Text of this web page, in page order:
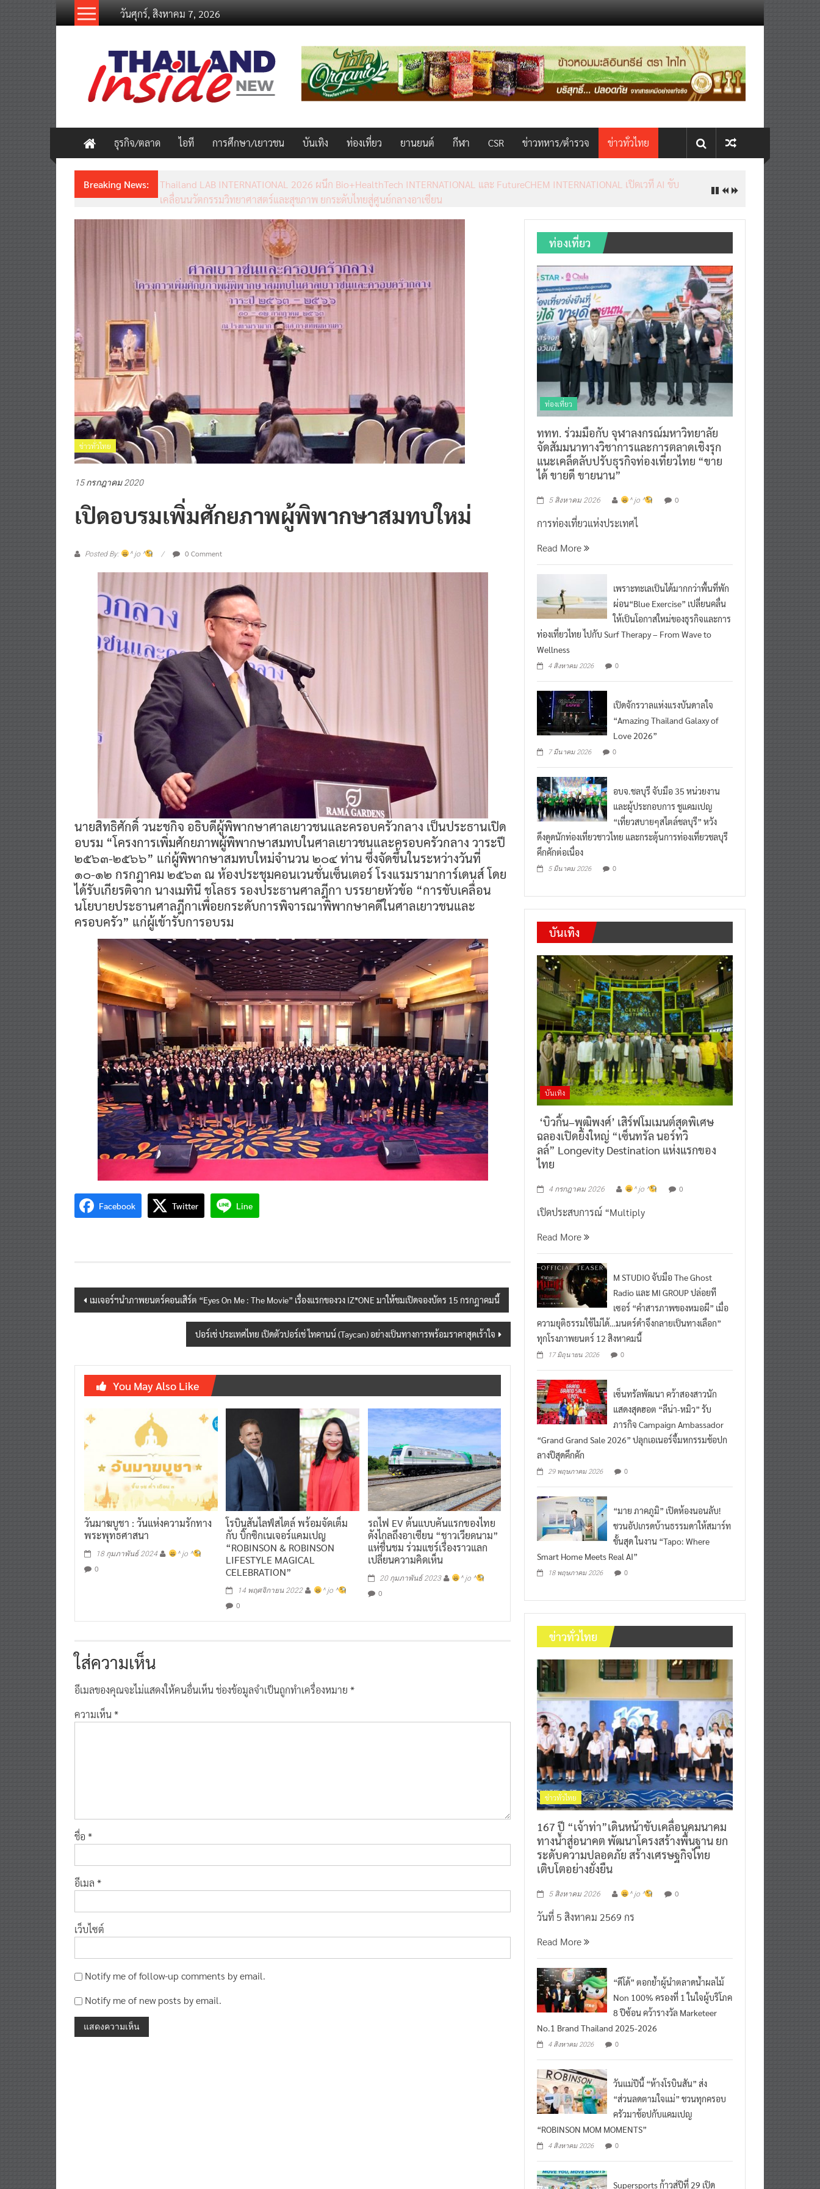
วันศุกร์, สิงหาคม 7, 2026
thailandinsidenew.com
Thailand
Inside
New
ธุรกิจ/ตลาด ไอที การศึกษา/เยาวชน บันเทิง ท่องเที่ยว ยานยนต์ กีฬา CSR ข่าวทหาร/ตำรวจ ข่าวทั่วไทย
Breaking News:
Thailand LAB INTERNATIONAL 2026 ผนึก Bio+HealthTech INTERNATIONAL และ FutureCHEM INTERNATIONAL เปิดเวที AI ขับ
เคลื่อนนวัตกรรมวิทยาศาสตร์และสุขภาพ ยกระดับไทยสู่ศูนย์กลางอาเซียน
ข่าวทั่วไทย
15 กรกฎาคม 2020
เปิดอบรมเพิ่มศักยภาพผู้พิพากษาสมทบใหม่
Posted By: ^ jo ^ 0 Comment
นายสิทธิศักดิ์ วนะชกิจ อธิบดีผู้พิพากษาศาลเยาวชนและครอบครัวกลาง เป็นประธานเปิด
อบรม “โครงการเพิ่มศักยภาพผู้พิพากษาสมทบในศาลเยาวชนและครอบครัวกลาง วาระปี
๒๕๖๓-๒๕๖๖” แก่ผู้พิพากษาสมทบใหม่จำนวน ๒๐๔ ท่าน ซึ่งจัดขึ้นในระหว่างวันที่
๑๐-๑๒ กรกฎาคม ๒๕๖๓ ณ ห้องประชุมคอนเวนชั่นเซ็นเตอร์ โรงแรมรามาการ์เดนส์ โดย
ได้รับเกียรติจาก นางเมทินี ชโลธร รองประธานศาลฎีกา บรรยายหัวข้อ “การขับเคลื่อน
นโยบายประธานศาลฎีกาเพื่อยกระดับการพิจารณาพิพากษาคดีในศาลเยาวชนและ
ครอบครัว” แก่ผู้เข้ารับการอบรม
Facebook Twitter Line
Post
navigation
เมเจอร์ฯนำภาพยนตร์คอนเสิร์ต “Eyes On Me : The Movie” เรื่องแรกของวง IZ*ONE มาให้ชมเปิดจองบัตร 15 กรกฎาคมนี้
ปอร์เช่ ประเทศไทย เปิดตัวปอร์เช่ ไทคานน์ (Taycan) อย่างเป็นทางการพร้อมราคาสุดเร้าใจ
You May Also Like
วันมาฆบูชา : วันแห่งความรักทาง
พระพุทธศาสนา
18 กุมภาพันธ์ 2024 ^ jo ^
0
โรบินสันไลฟ์สไตล์ พร้อมจัดเต็ม
กับ บิ๊กซิกเนเจอร์แคมเปญ
“ROBINSON & ROBINSON
LIFESTYLE MAGICAL
CELEBRATION”
14 พฤศจิกายน 2022 ^ jo ^
0
รถไฟ EV ต้นแบบคันแรกของไทย
ดังไกลถึงอาเซียน “ชาวเวียดนาม”
แห่ชื่นชม ร่วมแชร์เรื่องราวแลก
เปลี่ยนความคิดเห็น
20 กุมภาพันธ์ 2023 ^ jo ^
0
ใส่ความเห็น
อีเมลของคุณจะไม่แสดงให้คนอื่นเห็นช่องข้อมูลจำเป็นถูกทำเครื่องหมาย *
ความเห็น*
ชื่อ *
อีเมล *
เว็บไซต์
Notify me of follow-up comments by email.
Notify me of new posts by email.
ท่องเที่ยว
ท่องเที่ยว
ททท. ร่วมมือกับ จุฬาลงกรณ์มหาวิทยาลัย
จัดสัมมนาทางวิชาการและการตลาดเชิงรุก
แนะเคล็ดลับปรับธุรกิจท่องเที่ยวไทย “ขาย
ได้ ขายดี ขายนาน”
5 สิงหาคม 2026 ^ jo ^ 0
การท่องเที่ยวแห่งประเทศไ
Read More
เพราะทะเลเป็นได้มากกว่าพื้นที่พัก
ผ่อน“Blue Exercise” เปลี่ยนคลื่น
ให้เป็นโอกาสใหม่ของธุรกิจและการ
ท่องเที่ยวไทย ไปกับ Surf Therapy – From Wave to
Wellness
4 สิงหาคม 2026 0
เปิดจักรวาลแห่งแรงบันดาลใจ
“Amazing Thailand Galaxy of
Love 2026”
7 มีนาคม 2026 0
อบจ.ชลบุรี จับมือ 35 หน่วยงาน
และผู้ประกอบการ ชูแคมเปญ
“เที่ยวสบายๆสไตล์ชลบุรี” หวัง
ดึงดูดนักท่องเที่ยวชาวไทย และกระตุ้นการท่องเที่ยวชลบุรี
คึกคักต่อเนื่อง
5 มีนาคม 2026 0
บันเทิง
บันเทิง
‘บิวกิ้น–พุฒิพงศ์’ เสิร์ฟโมเมนต์สุดพิเศษ
ฉลองเปิดยิ่งใหญ่ “เซ็นทรัล นอร์ทวิ
ลล์” Longevity Destination แห่งแรกของ
ไทย
4 กรกฎาคม 2026 ^ jo ^ 0
เปิดประสบการณ์ “Multiply
Read More
M STUDIO จับมือ The Ghost
Radio และ MI GROUP ปล่อยที
เซอร์ “คำสารภาพของหมอผี” เมื่อ
ความยุติธรรมใช้ไม่ได้…มนตร์ดำจึงกลายเป็นทางเลือก”
ทุกโรงภาพยนตร์ 12 สิงหาคมนี้
17 มิถุนายน 2026 0
เซ็นทรัลพัฒนา คว้าสองสาวนัก
แสดงสุดฮอต “ลีน่า-หมิว” รับ
ภารกิจ Campaign Ambassador
“Grand Grand Sale 2026” ปลุกเอเนอร์จี้มหกรรมช้อปก
ลางปีสุดคึกคัก
29 พฤษภาคม 2026 0
“มาย ภาคภูมิ” เปิดห้องนอนลับ!
ชวนอัปเกรดบ้านธรรมดาให้สมาร์ท
ขั้นสุด ในงาน “Tapo: Where
Smart Home Meets Real AI”
18 พฤษภาคม 2026 0
ข่าวทั่วไทย
ข่าวทั่วไทย
167 ปี “เจ้าท่า”เดินหน้าขับเคลื่อนคมนาคม
ทางน้ำสู่อนาคต พัฒนาโครงสร้างพื้นฐาน ยก
ระดับความปลอดภัย สร้างเศรษฐกิจไทย
เติบโตอย่างยั่งยืน
5 สิงหาคม 2026 ^ jo ^ 0
วันที่ 5 สิงหาคม 2569 กร
Read More
“ดีโด้” ตอกย้ำผู้นำตลาดน้ำผลไม้
Non 100% ครองที่ 1 ในใจผู้บริโภค
8 ปีซ้อน คว้ารางวัล Marketeer
No.1 Brand Thailand 2025-2026
4 สิงหาคม 2026 0
วันแม่ปีนี้ “ห้างโรบินสัน” ส่ง
“ส่วนลดตามใจแม่” ชวนทุกครอบ
ครัวมาช้อปกับแคมเปญ
“ROBINSON MOM MOMENTS”
4 สิงหาคม 2026 0
Supersports ก้าวสู่ปีที่ 29 เปิด